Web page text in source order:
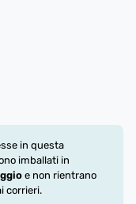
in questa
imballati in
e non rientrano
corrieri.